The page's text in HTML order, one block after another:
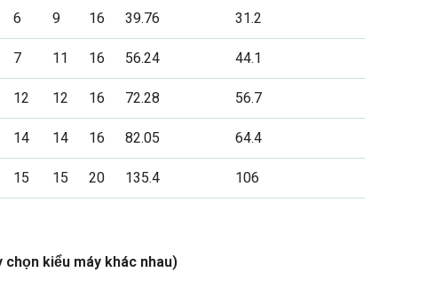
6 9 16 39.76
31.2
7 11 16 56.24 44.1
12 12 16 72.28
56.7
14 14 16 82.05
64.4
15 15 20 135.4 106
kiểu máy khác nhau)